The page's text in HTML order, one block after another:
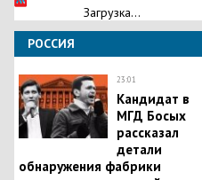
Загрузка...
РОССИЯ
23:01
Кандидат в
МГД Босых
рассказал
детали
обнаружения фабрики